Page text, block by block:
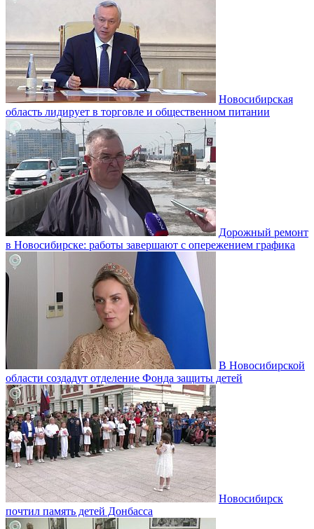
Новосибирская
область лидирует в торговле и общественном питании
Дорожный ремонт
в Новосибирске: работы завершают с опережением графика
В Новосибирской
области создадут отделение Фонда защиты детей
Новосибирск
почтил память детей Донбасса